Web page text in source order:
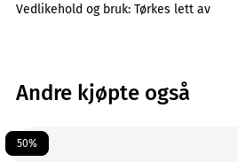
Vedlikehold og bruk: Tørkes lett av
Andre kjøpte også
50%